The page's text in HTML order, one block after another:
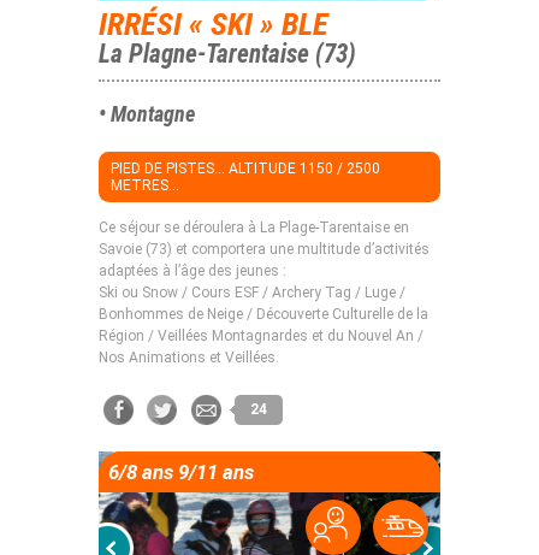
IRRÉSI « SKI » BLE
La Plagne-Tarentaise (73)
• Montagne
PIED DE PISTES... ALTITUDE 1150 / 2500
METRES...
Ce séjour se déroulera à La Plage-Tarentaise en
Savoie (73) et comportera une multitude d’activités
adaptées à l’âge des jeunes :
Ski ou Snow / Cours ESF / Archery Tag / Luge /
Bonhommes de Neige / Découverte Culturelle de la
Région / Veillées Montagnardes et du Nouvel An /
Nos Animations et Veillées.
24
6/8 ans 9/11 ans